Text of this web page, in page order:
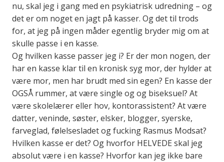
nu, skal jeg i gang med en psykiatrisk udredning – og
det er om noget en jagt på kasser. Og det til trods
for, at jeg på ingen måder egentlig bryder mig om at
skulle passe i en kasse.
Og hvilken kasse passer jeg i? Er der mon nogen, der
har en kasse klar til en kronisk syg mor, der hylder at
være mor, men har brudt med sin egen? En kasse der
OGSÅ rummer, at være single og og biseksuel? At
være skolelærer eller hov, kontorassistent? At være
datter, veninde, søster, elsker, blogger, syerske,
farveglad, følelsesladet og fucking Rasmus Modsat?
Hvilken kasse er det? Og hvorfor HELVEDE skal jeg
absolut være i en kasse? Hvorfor kan jeg ikke bare